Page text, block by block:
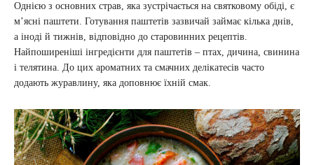
Однією з основних страв, яка зустрічається на святковому обіді, є
м’ясні паштети. Готування паштетів зазвичай займає кілька днів,
а іноді й тижнів, відповідно до старовинних рецептів.
Найпоширеніші інгредієнти для паштетів – птах, дичина, свинина
і телятина. До цих ароматних та смачних делікатесів часто
додають журавлину, яка доповнює їхній смак.